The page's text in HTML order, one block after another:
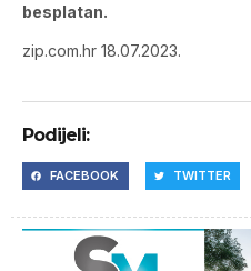
besplatan.
zip.com.hr 18.07.2023.
Podijeli:
FACEBOOK TWITTER